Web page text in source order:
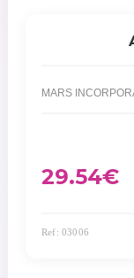
MARS
29.54€
Ref: 03006